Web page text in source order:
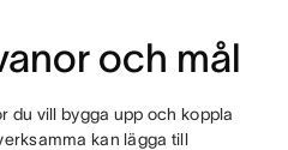
och mål
du vill bygga upp och koppla
kan lägga till